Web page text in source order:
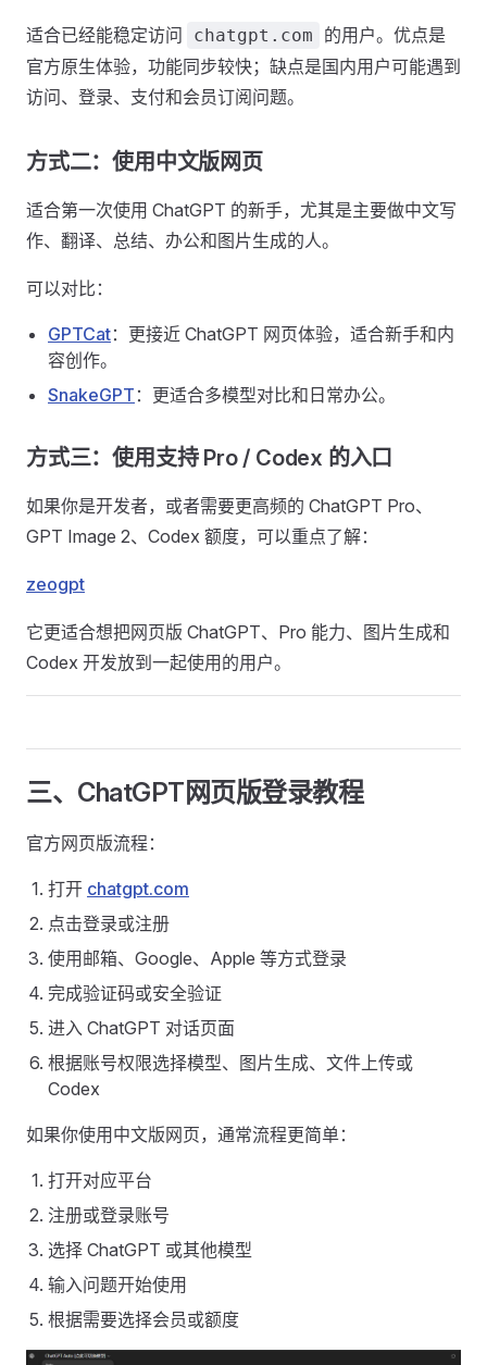
适合已经能稳定访问 chatgpt.com
的用户。优点是
官方原生体验，功能同步较快；缺点是国内用户可能遇到
访问、登录、支付和会员订阅问题。
方式二：使用中文版网页
适合第一次使用 ChatGPT 的新手，尤其是主要做中文写
作、翻译、总结、办公和图片生成的人。
可以对比：
GPTCat：更接近 ChatGPT 网页体验，适合新手和内
容创作。
SnakeGPT ：更适合多模型对比和日常办公。
方式三：使用支持 Pro / Codex 的入口
如果你是开发者，或者需要更高频的 ChatGPT Pro、
GPT Image 2、Codex 额度，可以重点了解：
zeogpt
它更适合想把网页版 ChatGPT、Pro 能力、图片生成和
Codex 开发放到一起使用的用户。
三、ChatGPT网页版登录教程
官方网页版流程：
打开 chatgpt.com
点击登录或注册
使用邮箱、Google、Apple 等方式登录
完成验证码或安全验证
进入 ChatGPT 对话页面
根据账号权限选择模型、图片生成、文件上传或
Codex
如果你使用中文版网页，通常流程更简单：
打开对应平台
注册或登录账号
选择 ChatGPT 或其他模型
输入问题开始使用
根据需要选择会员或额度